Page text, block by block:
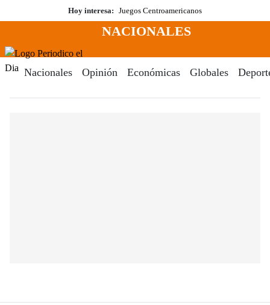
al
Hoy interesa: Juegos Centroamericanos
Menú
NACIONALES
Nacionales Opinión Económicas Globales